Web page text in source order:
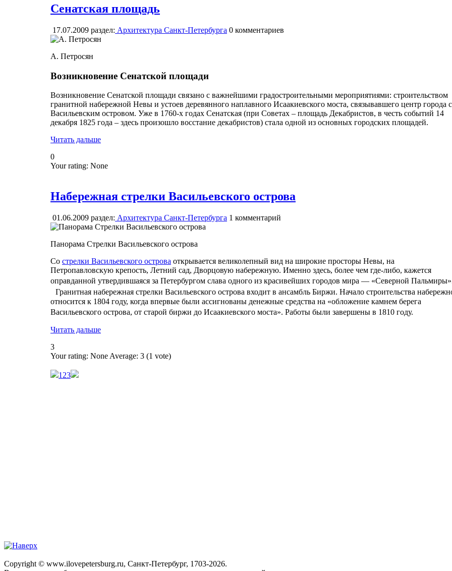
Сенатская площадь
17.07.2009 раздел: Архитектура Санкт-Петербурга 0 комментариев
А. Петросян
Возникновение Сенатской площади
Возникновение Сенатской площади связано с важнейшими градостроительными мероприятиями: строительством
гранитной набережной Невы и устоев деревянного наплавного Исаакиевского моста, связывавшего центр города с
Васильевским островом. Уже в 1760-х годах Сенатская (при Советах – площадь Декабристов, в честь событий 14
декабря 1825 года – здесь произошло восстание декабристов) стала одной из основных городских площадей.
Читать дальше
0
Your rating: None
Набережная стрелки Васильевского острова
01.06.2009 раздел: Архитектура Санкт-Петербурга 1 комментарий
Панорама Стрелки Васильевского острова
Со стрелки Васильевского острова открывается великолепный вид на широкие просторы Невы, на
Петропавловскую крепость, Летний сад, Дворцовую набережную. Именно здесь, более чем где-либо, кажется
оправданной утвердившаяся за Петербургом слава одного из красивейших городов мира — «Северной
Гранитная набережная стрелки Васильевского острова входит в ансамбль Биржи. Начало строительства
относится к 1804 году, когда впервые были ассигнованы денежные средства на «обложение камнем берега
Васильевского острова, от старой биржи до Исаакиевского моста». Работы были завершены в 1810 году.
Читать дальше
3
Your rating: None Average: 3 (1 vote)
1 23
Copyright © www.ilovepetersburg.ru, Санкт-Петербург, 1703-2026.